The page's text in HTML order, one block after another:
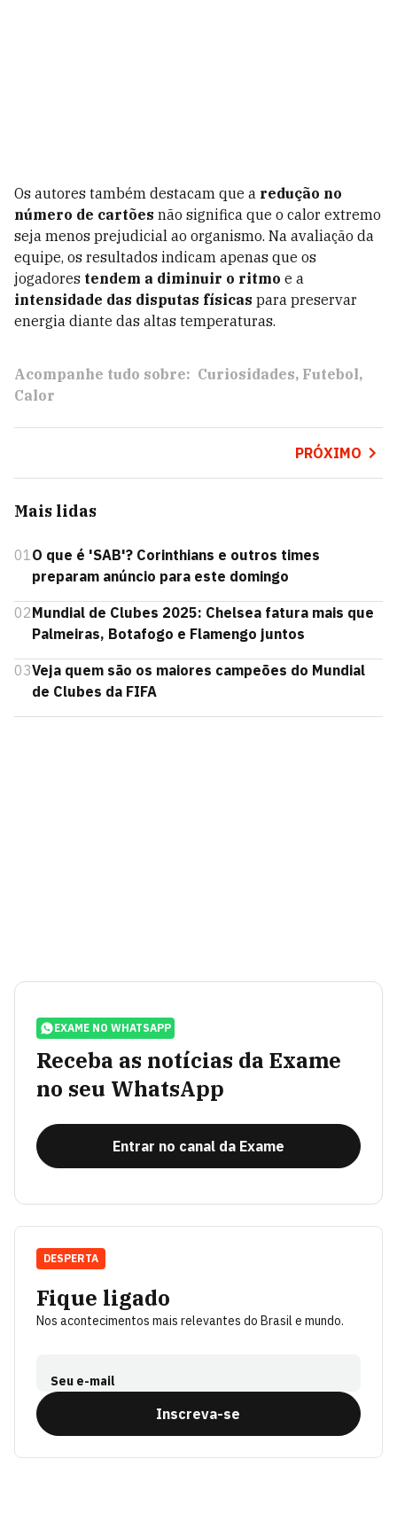
Os autores também destacam que a redução no
número de cartões não significa que o calor extremo
seja menos prejudicial ao organismo. Na avaliação da
equipe, os resultados indicam apenas que os
jogadores tendem a diminuir o ritmo e a
intensidade das disputas físicas para preservar
energia diante das altas temperaturas.
Acompanhe tudo sobre: Curiosidades Futebol
Calor
PRÓXIMO
Mais lidas
01O que é 'SAB'? Corinthians e outros times
preparam anúncio para este domingo
02Mundial de Clubes 2025: Chelsea fatura mais que
Palmeiras, Botafogo e Flamengo juntos
03Veja quem são os maiores campeões do Mundial
de Clubes da FIFA
EXAME NO WHATSAPP
Receba as notícias da Exame
no seu WhatsApp
Entrar no canal da Exame
Fique ligado
Nos acontecimentos mais relevantes do Brasil e mundo.
Seu e-mail
Inscreva-se
DESPERTA